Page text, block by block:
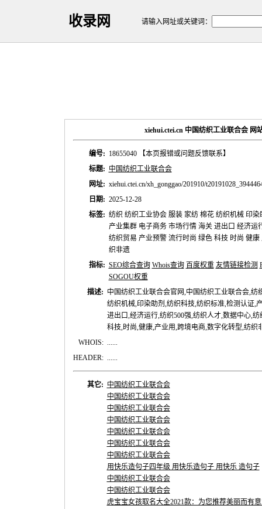
收录网 请输入网址或关键词：
xiehui.ctei.cn 中国纺织工业联合会 网
编号: 18655040
【本页报错或问题反馈联系】
标题: 中国纺织工业联合会
网址: xiehui.ctei.cn/xh_gonggao/201910/
日期: 2025-12-28
标签: 纺织 纺织工业协会 服装 家纺 棉花 纺织机械 印
产业集群 电子商务 市场行情 海关 进出口 经济运
纺织贸易 产业预警 流行时尚 绿色 科技 时尚 健
织非遗
指标: SEO综合查询 Whois查询 百度权重 友情链接检测
SOGOU权重
描述: 中国纺织工业联合会官网,中国纺织工业联合会,纺
纺织机械,印染助剂,纺织科技,纺织标准,检测认证,
进出口,经济运行,纺织500强,纺织人才,数据中心,
科技,时尚,健康,产业用,跨境电商,数字化转型,纺织
WHOIS: ......
HEADER: ......
其它: 中国纺织工业联合会
中国纺织工业联合会
中国纺织工业联合会
中国纺织工业联合会
中国纺织工业联合会
中国纺织工业联合会
中国纺织工业联合会
用快乐造句子四年级 用快乐造句子 用快乐 造句子
中国纺织工业联合会
中国纺织工业联合会
虎宝宝女孩取名大全2021款：为您推荐美丽而有